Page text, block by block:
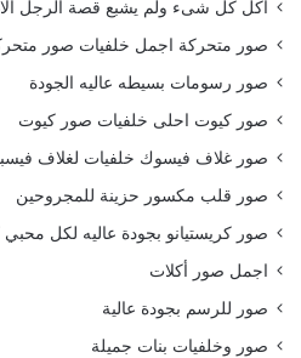
أكل كل شىء ولم يشبع قصة الرجل
صور متحركة اجمل خلفيات صور
صور رسومات بسيطه عاليه الجودة
صور كيوت احلى خلفيات صور كيوت
صور غلاف فيسوك خلفيات لغلاف
صور قلب مكسور حزينة للمجروحين
صور كريستيانو بجودة عاليه لكل محبي
اجمل صور أكلات
صور للرسم بجودة عالية
صور وخلفيات بنات جميلة